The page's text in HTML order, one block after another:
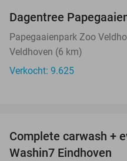
Dagentree
Papegaaienpark Zoo
Veldhoven (6 km)
Verkocht: 9.625
Complete carwash +
Washin7 Eindhoven